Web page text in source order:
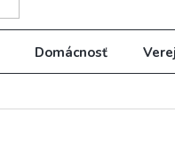
Domácnosť